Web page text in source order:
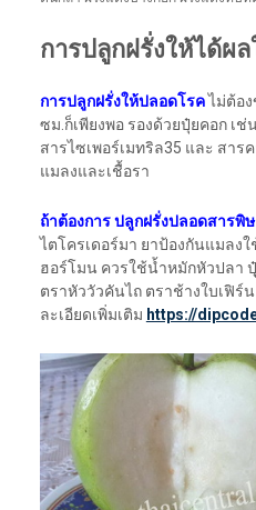
การปลูกฝรั่งให้ได้ผ
การปลูกฝรั่งให้ปลอดโรคไม่ต้อ
ซม.ก็เพียงพอ รองด้วยปุ๋ยคอก เ
สารไซเพอร์เมทริล35 และ สาร
แมลงและเชื้อรา
ถ้าต้องการ ปลูกฝรั่งปลอดสารพิษ
ไตโครเดอร์มา ยาป้องกันแมลง
ฮอร์โมน ควรใช้น้ำหมักหัวปลา
ตราหัววัวคันไถ ตราช้างใบเฟิร์
ละเอียดเพิ่มเติม https://